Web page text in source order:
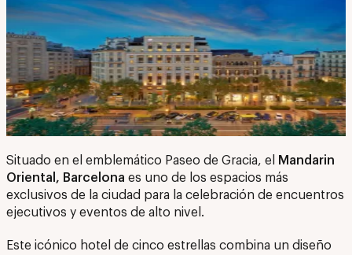
Situado en el emblemático Paseo de Gracia, el
Mandarin
Oriental, Barcelona es uno de los espacios más
exclusivos de la ciudad para la celebración de encuentros
ejecutivos y eventos de alto nivel.
Este icónico hotel de cinco estrellas combina un diseño